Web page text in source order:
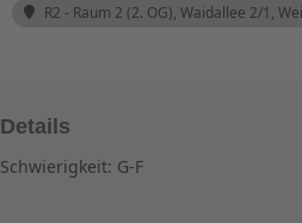
R2 - Raum 2 (2. OG), Waidallee 2/1,
Details
Schwierigkeit: G-F